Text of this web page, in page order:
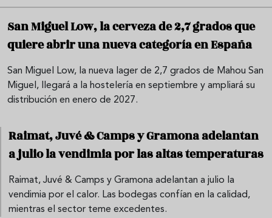
San Miguel Low, la cerveza de 2,7 grados que
quiere abrir una nueva categoría en España
San Miguel Low, la nueva lager de 2,7 grados de Mahou San
Miguel, llegará a la hostelería en septiembre y ampliará su
distribución en enero de 2027.
Raimat, Juvé & Camps y Gramona adelantan
a julio la vendimia por las altas temperaturas
Raimat, Juvé & Camps y Gramona adelantan a julio la
vendimia por el calor. Las bodegas confían en la calidad,
mientras el sector teme excedentes.